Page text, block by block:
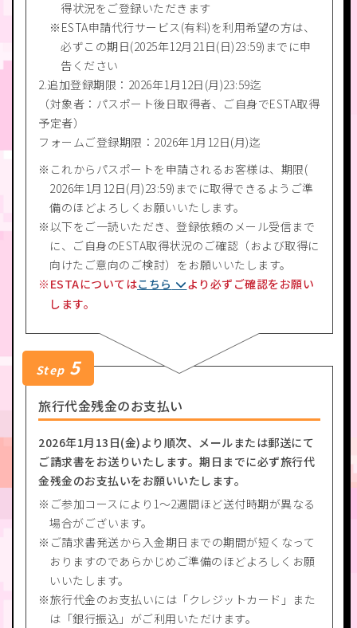
得状況をご登録いただきます
ESTA申請代行サービス(有料)を利用希望の方は、
必ずこの期日(2025年12月21日(日)23:59)までに申
告ください
2.追加登録期限：2026年1月12日(月)23:59迄
（対象者：パスポート後日取得者、ご自身でESTA取得
予定者）
フォームご登録期限：2026年1月12日(月)迄
これからパスポートを申請されるお客様は、期限(
2026年1月12日(月)23:59)までに取得できるようご準
備のほどよろしくお願いいたします。
以下をご一読いただき、登録依頼のメール受信まで
に、ご自身のESTA取得状況のご確認（および取得に
向けたご意向のご検討）をお願いいたします。
ESTAについてはこちら
より必ずご確認をお願い
します。
Step 5
旅行代金残金のお支払い
2026年1月13日(金)より順次、メールまたは郵送にて
ご請求書をお送りいたします。期日までに必ず旅行代
金残金のお支払いをお願いいたします。
ご参加コースにより1～2週間ほど送付時期が異なる
場合がございます。
ご請求書発送から入金期日までの期間が短くなって
おりますのであらかじめご準備のほどよろしくお願
いいたします。
旅行代金のお支払いには「クレジットカード」また
は「銀行振込」がご利用いただけます。